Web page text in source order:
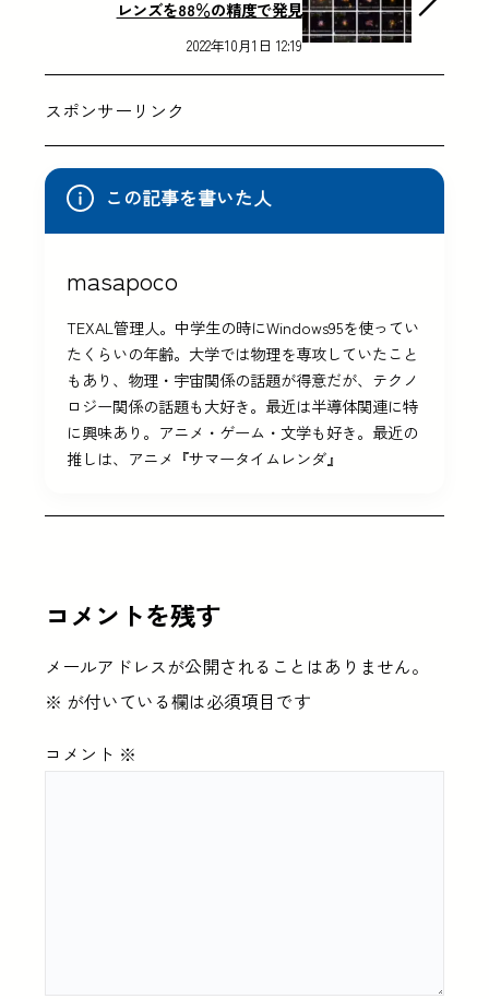
レンズを88％の精度で発見
2022年10月1日 12:19
スポンサーリンク
この記事を書いた人
masapoco
TEXAL管理人。中学生の時にWindows95を使ってい
たくらいの年齢。大学では物理を専攻していたこと
もあり、物理・宇宙関係の話題が得意だが、テクノ
ロジー関係の話題も大好き。最近は半導体関連に特
に興味あり。アニメ・ゲーム・文学も好き。最近の
推しは、アニメ『サマータイムレンダ』
コメントを残す
メールアドレスが公開されることはありません。
※ が付いている欄は必須項目です
コメント ※